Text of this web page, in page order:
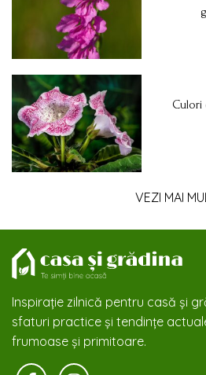
Culori
VEZI MAI
Inspirație zilnică pentru casă și
sfaturi practice și tendințe
frumoase și primitoare.